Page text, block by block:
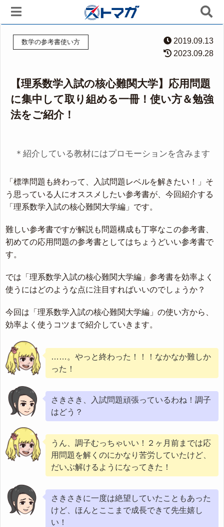
数学の参考書使い方
2019.09.13
2023.09.28
【理系数学入試の核心難関大学】応用問題
に集中して取り組める一冊！使い方＆勉強
法をご紹介！
＊紹介している教材にはプロモーションを含みます
「標準問題も終わって、入試問題レベルを解きたい！」そ
う思っている人にオススメしたい参考書が、今回紹介する
「理系数学入試の核心難関大学編」です。
難しい参考書ですが解説も問題構成も丁寧なこの参考書、
初めての応用問題の参考書としてはちょうどいい参考書で
す。
では「理系数学入試の核心難関大学編」参考書を効率よく
使うにはどのような点に注目すればいいのでしょうか？
今回は「理系数学入試の核心難関大学編」の使い方から、
効率よく使うコツまで紹介していきます。
……。やっと終わった！！！なかなか難しか
った！
さきさき、入試問題頑張っているわね！調子
はどう？
うん、調子むっちゃいい！２ヶ月前までは応
用問題を解くのにかなり苦労していたけど、
だいぶ解けるようになってきた！
さきさきに一度は絶望していたこともあった
けど、ほんとここまで成長できて先生嬉し
い！